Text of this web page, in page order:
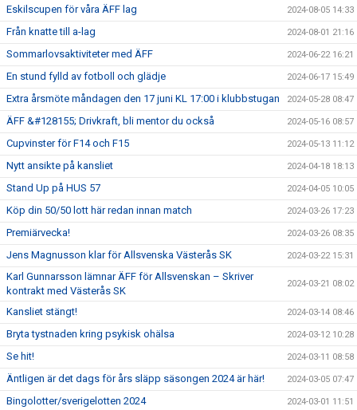
Eskilscupen för våra ÄFF lag 2024-08-05 14:33
Från knatte till a-lag 2024-08-01 21:16
Sommarlovsaktiviteter med ÄFF 2024-06-22 16:21
En stund fylld av fotboll och glädje 2024-06-17 15:49
Extra årsmöte måndagen den 17 juni KL 17:00 i klubbstugan 2024-05-28 08:47
ÄFF &#128155; Drivkraft, bli mentor du också 2024-05-16 08:57
Cupvinster för F14 och F15 2024-05-13 11:12
Nytt ansikte på kansliet 2024-04-18 18:13
Stand Up på HUS 57 2024-04-05 10:05
Köp din 50/50 lott här redan innan match 2024-03-26 17:23
Premiärvecka! 2024-03-26 08:35
Jens Magnusson klar för Allsvenska Västerås SK 2024-03-22 15:31
Karl Gunnarsson lämnar ÄFF för Allsvenskan – Skriver
kontrakt med Västerås SK
2024-03-21 08:02
Kansliet stängt! 2024-03-14 08:46
Bryta tystnaden kring psykisk ohälsa 2024-03-12 10:28
Se hit! 2024-03-11 08:58
Äntligen är det dags för års släpp säsongen 2024 är här! 2024-03-05 07:47
Bingolotter/sverigelotten 2024 2024-03-01 11:51